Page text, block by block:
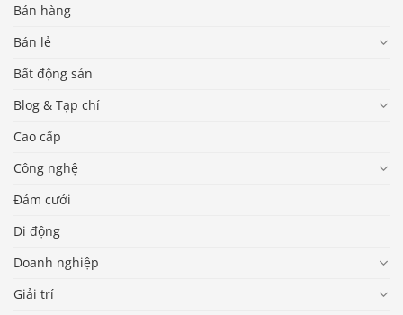
Bán hàng
Bán lẻ
Bất động sản
Blog & Tạp chí
Cao cấp
Công nghệ
Đám cưới
Di động
Doanh nghiệp
Giải trí